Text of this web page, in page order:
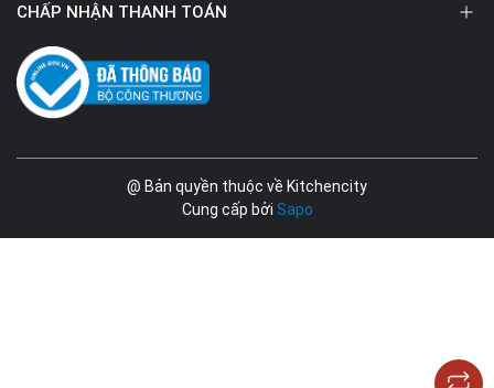
CHẤP NHẬN THANH TOÁN
@ Bản quyền thuộc về Kitchencity
Cung cấp bởi Sapo